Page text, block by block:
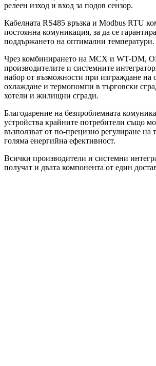
релеен изход и вход за подов сензор.
Кабелната RS485 връзка и Modbus RTU
постоянна комуникация, за да се
поддържането на оптимални температури.
Чрез комбинирането на MCX и WT-DM,
производителите и системните
набор от възможности при изграждане на
охлаждане и термопомпи в търговски
хотели и жилищни сгради.
Благодарение на безпроблемната
устройства крайните потребители също
възползват от по-прецизно регулиране на
голяма енергийна ефективност.
Всички производители и системни
получат и двата компонента от един